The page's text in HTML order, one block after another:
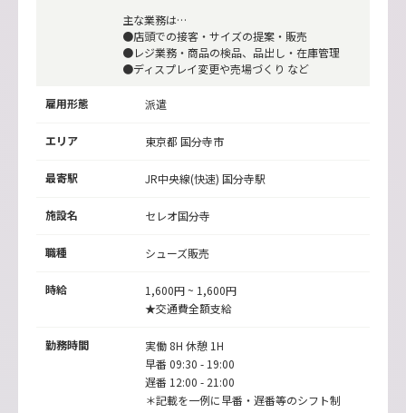
主な業務は…
●店頭での接客・サイズの提案・販売
●レジ業務・商品の検品、品出し・在庫管理
●ディスプレイ変更や売場づくり など
雇用形態 派遣
エリア 東京都 国分寺市
最寄駅 JR中央線(快速) 国分寺駅
施設名 セレオ国分寺
職種 シューズ販売
時給
1,600円 ~ 1,600円
★交通費全額支給
勤務時間
実働 8H 休憩 1H
早番 09:30 - 19:00
遅番 12:00 - 21:00
＊記載を一例に早番・遅番等のシフト制